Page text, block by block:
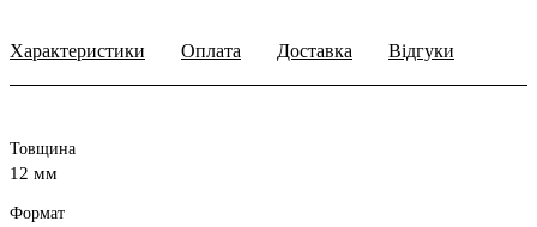
Характеристики Оплата Доставка Відгуки
Товщина
12 мм
Формат